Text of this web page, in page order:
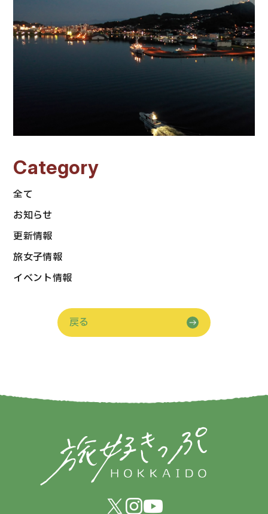
Category
全て
お知らせ
更新情報
旅女子情報
イベント情報
戻る